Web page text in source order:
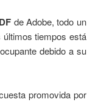
de Adobe, todo un
últimos tiempos está
debido a su
promovida por